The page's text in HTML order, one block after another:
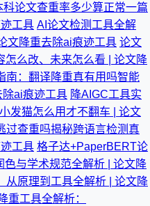
科论文查重率多少算正常一篇
工具 AI论文检测工具全解
文降重去除ai痕迹工具 论文
怎么改、未来怎么看 | 论文降
南：翻译降重真有用吗智能
除ai痕迹工具 降AIGC工具实
发猫怎么用才不翻车 | 论文
过查重吗揭秘跨语言检测真
工具 格子达+PaperBERT论
与学术规范全解析 | 论文降
从原理到工具全解析 | 论文降
重工具全解析：